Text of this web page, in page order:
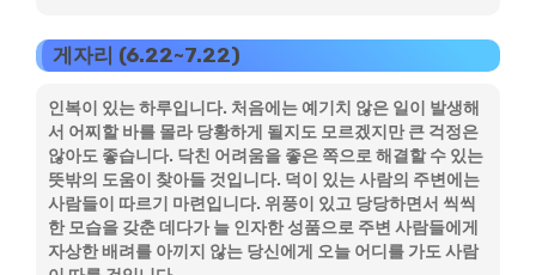
게자리 (6.22~7.22)
인복이 있는 하루입니다. 처음에는 예기치 않은 일이 발생해
서 어찌할 바를 몰라 당황하게 될지도 모르겠지만 큰 걱정은
않아도 좋습니다. 닥친 어려움을 좋은 쪽으로 해결할 수 있는
뜻밖의 도움이 찾아들 것입니다. 덕이 있는 사람의 주변에는
사람들이 따르기 마련입니다. 위풍이 있고 당당하면서 씩씩
한 모습을 갖춘 데다가 늘 인자한 성품으로 주변 사람들에게
자상한 배려를 아끼지 않는 당신에게 오늘 어디를 가도 사람